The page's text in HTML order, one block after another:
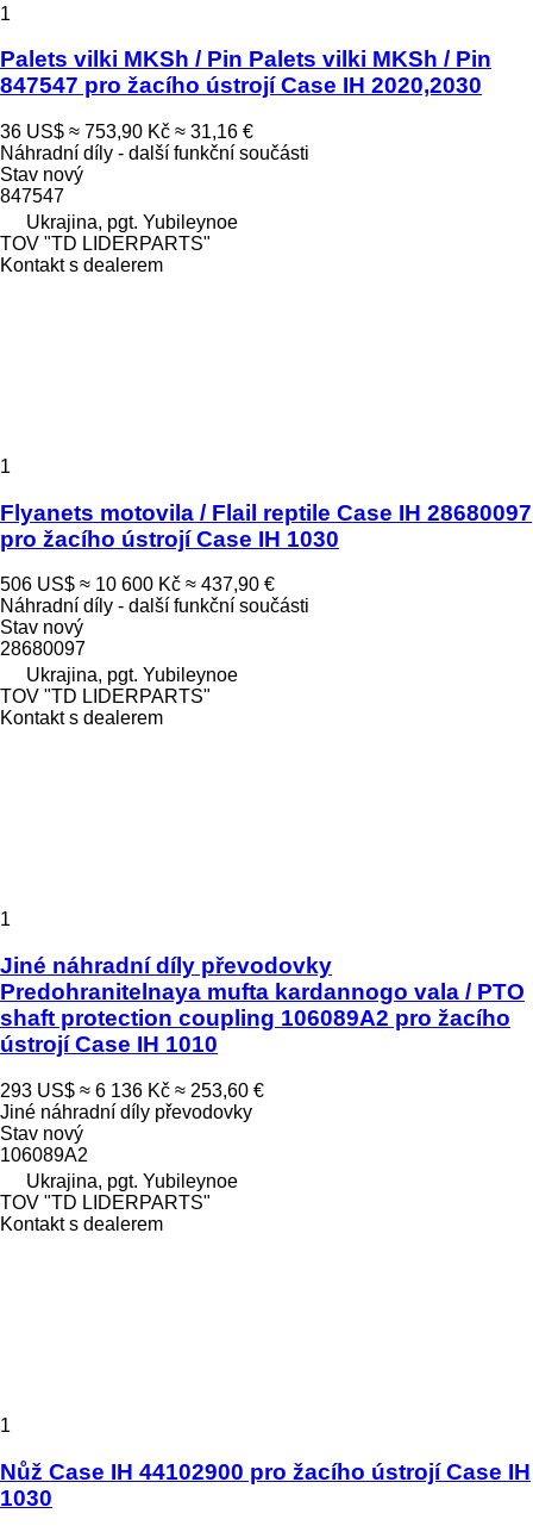
1
Palets vilki MKSh / Pin Palets vilki MKSh / Pin
847547 pro žacího ústrojí Case IH 2020,2030
36 US$ ≈ 753,90 Kč ≈ 31,16 €
Náhradní díly - další funkční součásti
Stav nový
847547
Ukrajina, pgt. Yubileynoe
TOV "TD LIDERPARTS"
Kontakt s dealerem
1
Flyanets motovila / Flail reptile Case IH 28680097
pro žacího ústrojí Case IH 1030
506 US$ ≈ 10 600 Kč ≈ 437,90 €
Náhradní díly - další funkční součásti
Stav nový
28680097
Ukrajina, pgt. Yubileynoe
TOV "TD LIDERPARTS"
Kontakt s dealerem
1
Jiné náhradní díly převodovky
Predohranitelnaya mufta kardannogo vala / PTO
shaft protection coupling 106089A2 pro žacího
ústrojí Case IH 1010
293 US$ ≈ 6 136 Kč ≈ 253,60 €
Jiné náhradní díly převodovky
Stav nový
106089A2
Ukrajina, pgt. Yubileynoe
TOV "TD LIDERPARTS"
Kontakt s dealerem
1
Nůž Case IH 44102900 pro žacího ústrojí Case IH
1030